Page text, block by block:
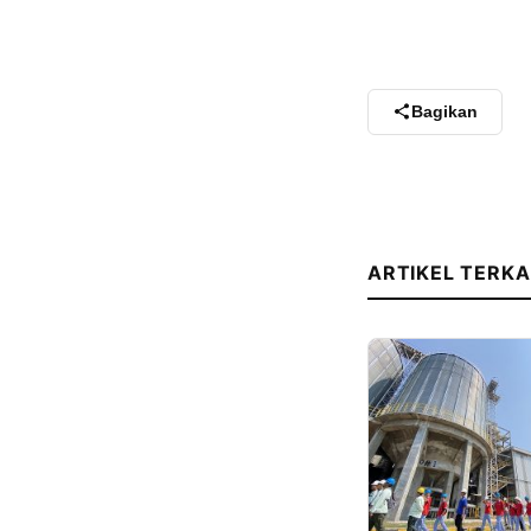
Bagikan
ARTIKEL